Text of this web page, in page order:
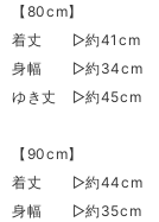
【80cm】
着丈 ▷約41cm
身幅 ▷約34cm
ゆき丈 ▷約45cm
【90cm】
着丈 ▷約44cm
身幅 ▷約35cm